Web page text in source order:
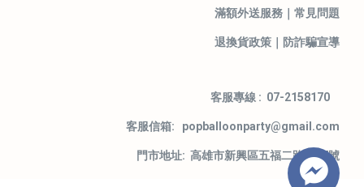
滿額外送服務 常見問題
退換貨政策 防詐騙宣導
客服專線 : 07-2158170
客服信箱: popballoonparty@gmail.com
門市地址: 高雄市新興區五福二路59-7號